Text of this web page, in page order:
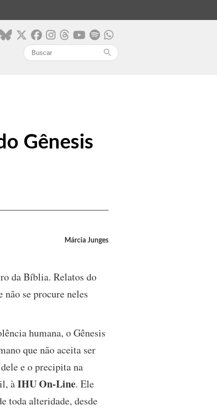
search
Gênesis
Márcia Junges
da Bíblia. Relatos do
se procure neles
humana, o Gênesis
que não aceita ser
e o precipita na
àIHU On-Line. Ele
toda alteridade, desde